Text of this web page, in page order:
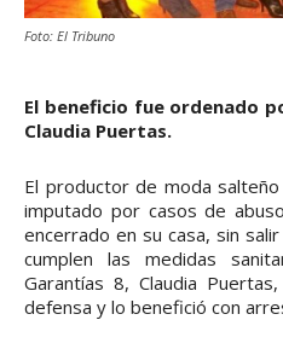
Foto: El Tribuno
El beneficio fue ordenado
Claudia Puertas.
El productor de moda
imputado por casos de
encerrado en su casa, sin
cumplen las medidas
Garantías 8, Claudia
defensa y lo benefició con